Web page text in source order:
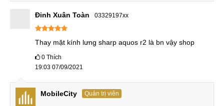
Đinh Xuân Toàn 03329197xx
Thay mặt kính lưng sharp aquos r2 là bn vậy shop
0 Thích
19:03 07/09/2021
MobileCity Quản trị viên